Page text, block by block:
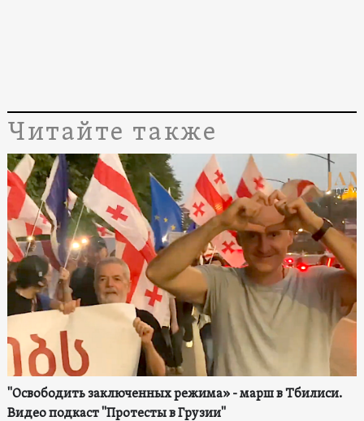
Читайте также
"Освободить заключенных режима» - марш в Тбилиси.
Видео подкаст "Протесты в Грузии"